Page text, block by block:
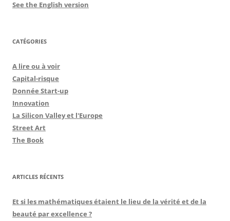
See the English version
CATÉGORIES
A lire ou à voir
Capital-risque
Donnée Start-up
Innovation
La Silicon Valley et l'Europe
Street Art
The Book
ARTICLES RÉCENTS
Et si les mathématiques étaient le lieu de la vérité et de la
beauté par excellence ?